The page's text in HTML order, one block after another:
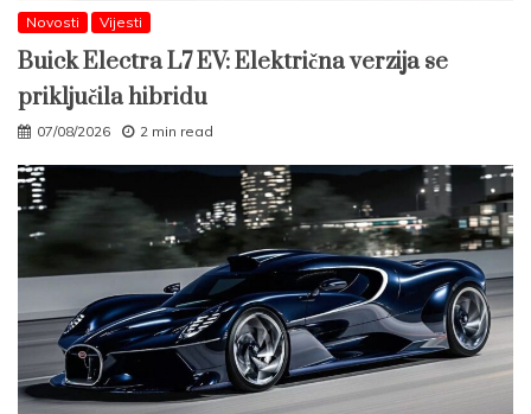
Novosti Vijesti
Buick Electra L7 EV: Električna verzija se
priključila hibridu
07/08/2026 2 min read